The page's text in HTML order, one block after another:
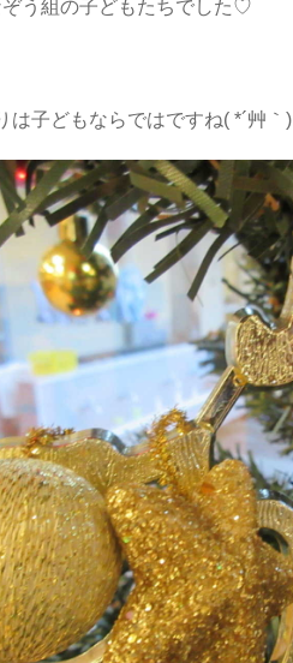
ぞう組の子どもたちでした♡
は子どもならではですね( *´艸｀)